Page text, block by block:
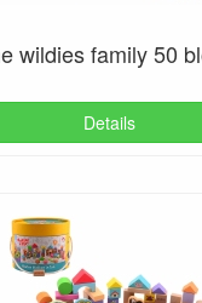
wildies family 50
Details